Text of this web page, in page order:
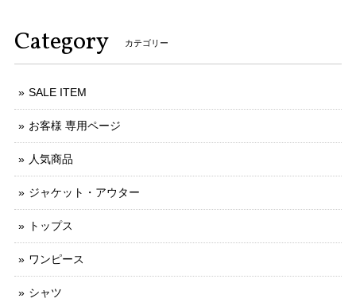
Category カテゴリー
SALE ITEM
お客様 専用ページ
人気商品
ジャケット・アウター
トップス
ワンピース
シャツ